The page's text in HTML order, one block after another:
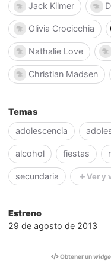
Jack Kilmer
Olivia Crocicchia
Nathalie Love
Christian Madsen
Temas
adolescencia
alcohol fiestas
secundaria Ver y
Estreno
29 de agosto de 2013
Obtener un